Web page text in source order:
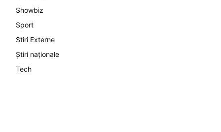
Showbiz
Sport
Stiri Externe
Știri naționale
Tech